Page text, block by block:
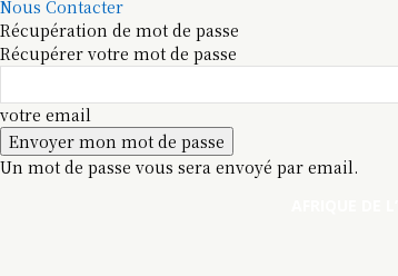
Nous Contacter
Récupération de mot de passe
Récupérer votre mot de passe
votre email
Un mot de passe vous sera envoyé par email.